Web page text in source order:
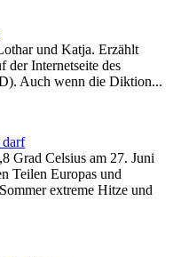
und Katja. Erzählt
der Internetseite des
Auch wenn die Diktion...
darf
Grad Celsius am 27. Juni
Teilen Europas und
extreme Hitze und